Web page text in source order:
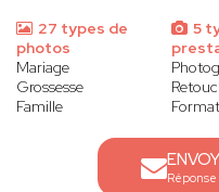
27 types de
photos
Mariage
Grossesse
Famille
5
Réponse